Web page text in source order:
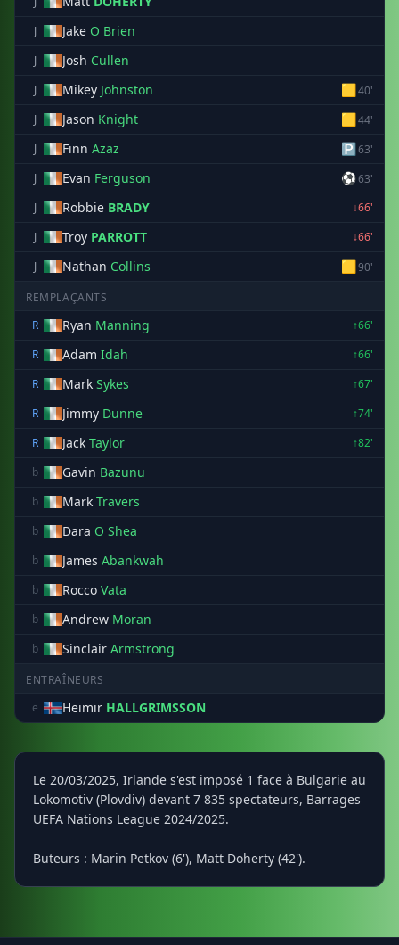
J Jake O Brien
J Josh Cullen
J Mikey Johnston 🟨40'
J
Jason Knight 🟨44'
J
Finn Azaz 🅿63'
J
Evan Ferguson ⚽63'
J
Robbie BRADY
↓66'
J
Troy PARROTT
↓66'
J
Nathan Collins 🟨90'
REMPLAÇANTS
R
Ryan Manning
↑66'
R
Adam Idah
↑66'
R
Mark Sykes
↑67'
R
Jimmy Dunne
↑74'
R
Jack Taylor
↑82'
b
Gavin Bazunu
b Mark Travers
b Dara O Shea
b James Abankwah
b Rocco Vata
b Andrew Moran
b Sinclair Armstrong
ENTRAÎNEURS
e
Heimir HALLGRIMSSON
Le 20/03/2025, Irlande s'est imposé 1 face à Bulgarie au
Lokomotiv (Plovdiv) devant 7 835 spectateurs, Barrages
UEFA Nations League 2024/2025.
Buteurs : Marin Petkov (6'), Matt Doherty (42').